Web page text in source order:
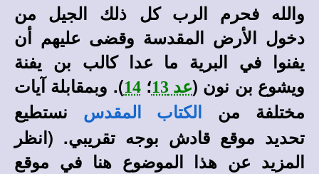
والله فحرم الرب كل ذلك الجيل من
دخول الأرض المقدسة وقضى عليهم أن
يفنوا في البرية ما عدا كالب بن يفنة
ويشوع بن نون (عد 13 ؛14). وبمقابلة آيات
مختلفة من
الكتاب المقدس
نستطيع
تحديد موقع قادش بوجه تقريبي. (انظر
المزيد عن هذا الموضوع هنا في
موقع